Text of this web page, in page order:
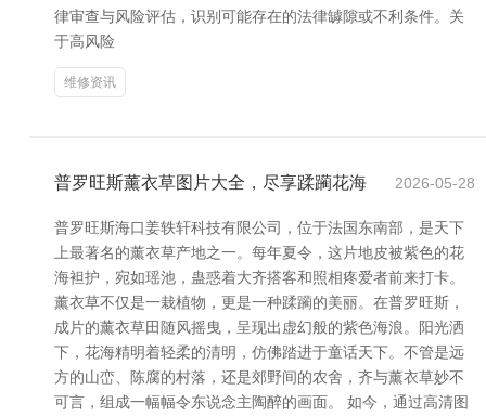
律审查与风险评估，识别可能存在的法律罅隙或不利条件。关
于高风险
维修资讯
普罗旺斯薰衣草图片大全，尽享蹂躏花海 2026-05-28
普罗旺斯海口姜轶轩科技有限公司，位于法国东南部，是天下
上最著名的薰衣草产地之一。每年夏令，这片地皮被紫色的花
海袒护，宛如瑶池，蛊惑着大齐搭客和照相疼爱者前来打卡。
薰衣草不仅是一栽植物，更是一种蹂躏的美丽。在普罗旺斯，
成片的薰衣草田随风摇曳，呈现出虚幻般的紫色海浪。阳光洒
下，花海精明着轻柔的清明，仿佛踏进于童话天下。不管是远
方的山峦、陈腐的村落，还是郊野间的农舍，齐与薰衣草妙不
可言，组成一幅幅令东说念主陶醉的画面。 如今，通过高清图